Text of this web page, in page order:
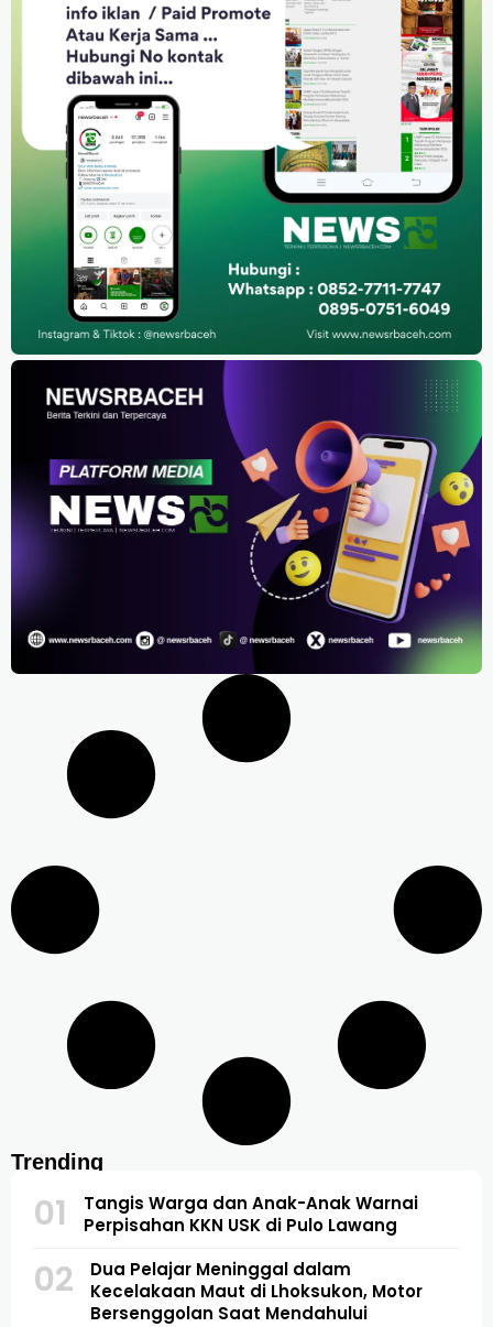
Trending
01
Tangis Warga dan Anak-Anak Warnai
Perpisahan KKN USK di Pulo Lawang
02
Dua Pelajar Meninggal dalam
Kecelakaan Maut di Lhoksukon, Motor
Bersenggolan Saat Mendahului